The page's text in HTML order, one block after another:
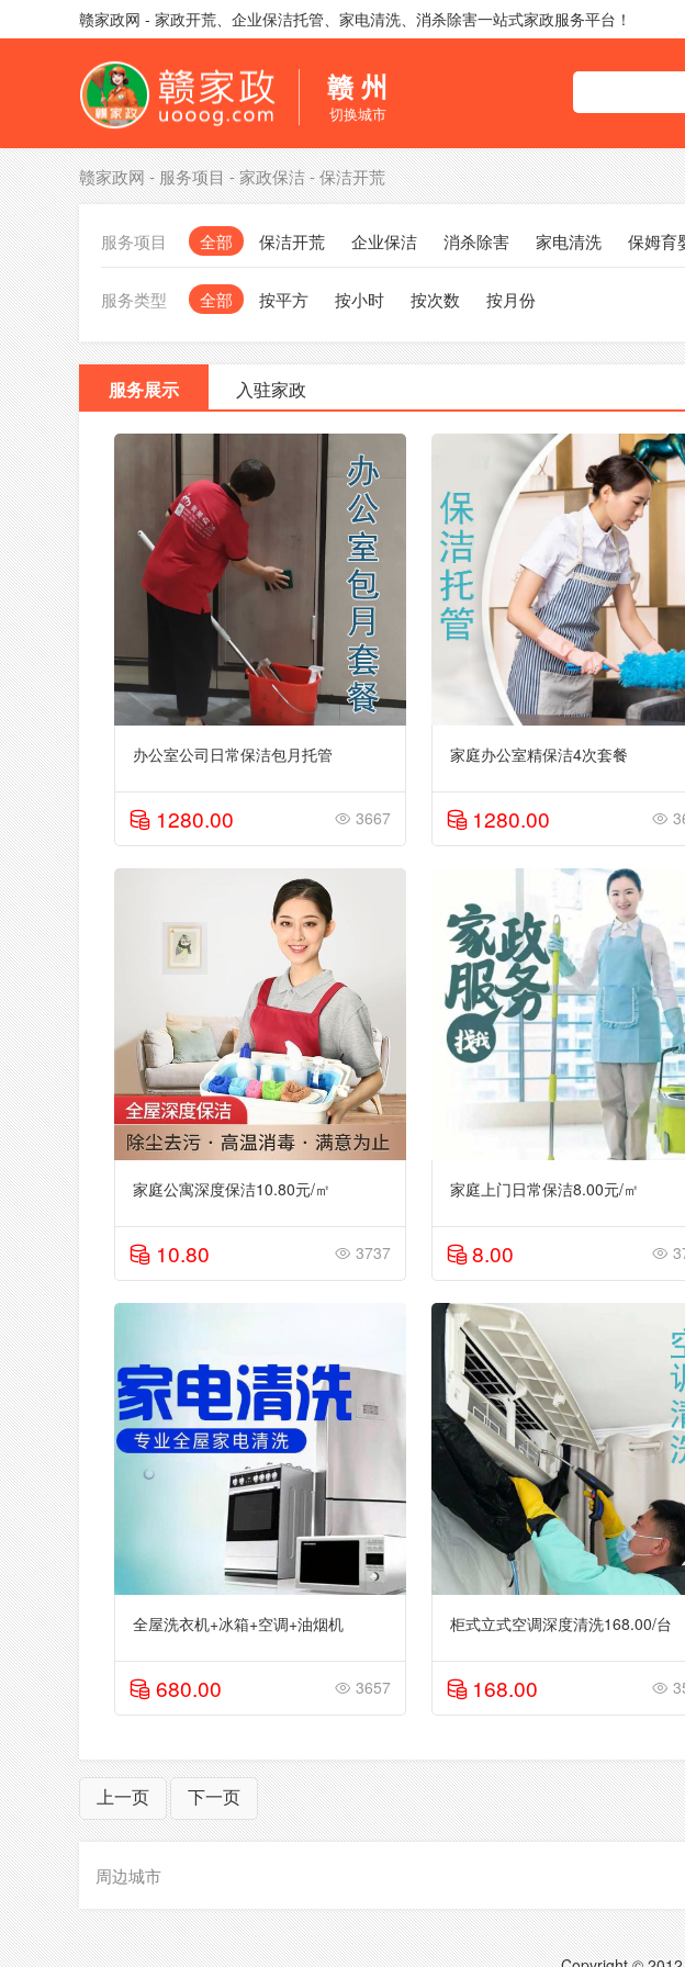
赣家政网 - 家政开荒、企业保洁托管、家电清洗、消杀除害一站式家政服务平台！
赣 州
切换城市
赣家政网-服务项目-家政保洁-保洁开荒
服务项目 全部 保洁开荒 企业保洁 消杀除害 家电清洗 保姆育
服务类型 全部 按平方 按小时 按次数 按月份
服务展示 入驻家政
办公室公司日常保洁包月托管
1280.00 3667
家庭办公室精保洁4次套餐
1280.00
家庭公寓深度保洁10.80元/㎡
10.80 3737
家庭上门日常保洁8.00元/㎡
8.00
全屋洗衣机+冰箱+空调+油烟机
680.00 3657
柜式立式空调深度清洗168.00/台
168.00
上一页 下一页
周边城市